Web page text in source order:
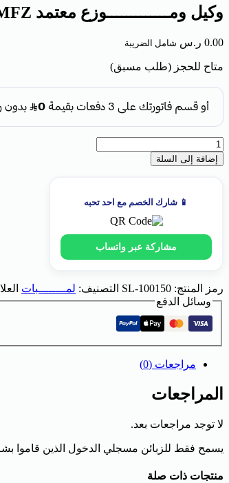
وكيل ومـــــــــــــوزع معتمد MFZ
0.00 ر.س شامل الضريبة
متاح للحجز (طلب مسبق)
إضافة إلى السلة
📱 شارك الخصم مع احد تحبه
مشاركة عبر واتساب
رمز المنتج: SL-100150 التصنيف: لمــــــــبات
وسائل الدفع
مراجعات (0)
المراجعات
لا توجد مراجعات بعد.
يسمح فقط للزبائن مسجلي الدخول الذين قاموا
منتجات ذات صلة